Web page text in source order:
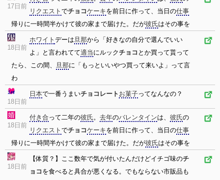
17日前
リクエスト でチョコケーキを前日に作って、当日の仕事
帰りに一時間半かけて彼の家まで届けた。だが彼氏はその事を
18日前
ホワイト デーは旦那から「好きなの自分で選んでいい
よ」と言われてて適当 にルックチョコ とか買って貰って
たら、この間、 旦那に「もっといいやつ買って来いよ」って言
わ
18日前
日本で一番うまいチョコレート お菓子ってなんなの？
18日前
付き合って二年の彼氏。 去年のバレンタインは、 彼氏の
リクエスト でチョコケーキを前日に作って、当日の仕事
帰りに一時間半かけて彼の家まで届けた。だが彼氏はその事を
18日前
【体質？】ここ数年で気が付いたんだけどイチゴ味のチ
ョコ を食べると具合が悪くなる。でもならない市販品も